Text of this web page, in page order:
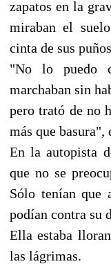
zapatos en la
miraban el
cinta de sus
"No lo puedo
marchaban sin
pero trató de no
más que
En la autopista
que no se
Sólo tenían que
podían contra su
Ella estaba
las lágrimas.